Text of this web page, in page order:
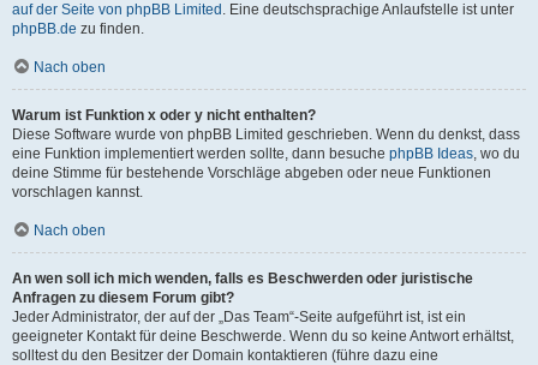
auf der Seite von phpBB Limited . Eine deutschsprachige Anlaufstelle ist unter
phpBB.de zu finden.
Nach oben
Warum ist Funktion x oder y nicht enthalten?
Diese Software wurde von phpBB Limited geschrieben. Wenn du denkst, dass
eine Funktion implementiert werden sollte, dann besuche phpBB Ideas, wo du
deine Stimme für bestehende Vorschläge abgeben oder neue Funktionen
vorschlagen kannst.
Nach oben
An wen soll ich mich wenden, falls es Beschwerden oder juristische
Anfragen zu diesem Forum gibt?
Jeder Administrator, der auf der „Das Team“-Seite aufgeführt ist, ist ein
geeigneter Kontakt für deine Beschwerde. Wenn du so keine Antwort erhältst,
solltest du den Besitzer der Domain kontaktieren (führe dazu eine